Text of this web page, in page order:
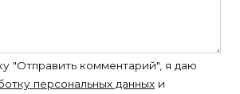
"Отправить комментарий", я даю
персональных данных и